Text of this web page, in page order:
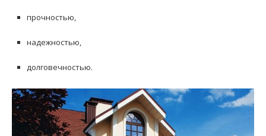
прочностью,
надежностью,
долговечностью.